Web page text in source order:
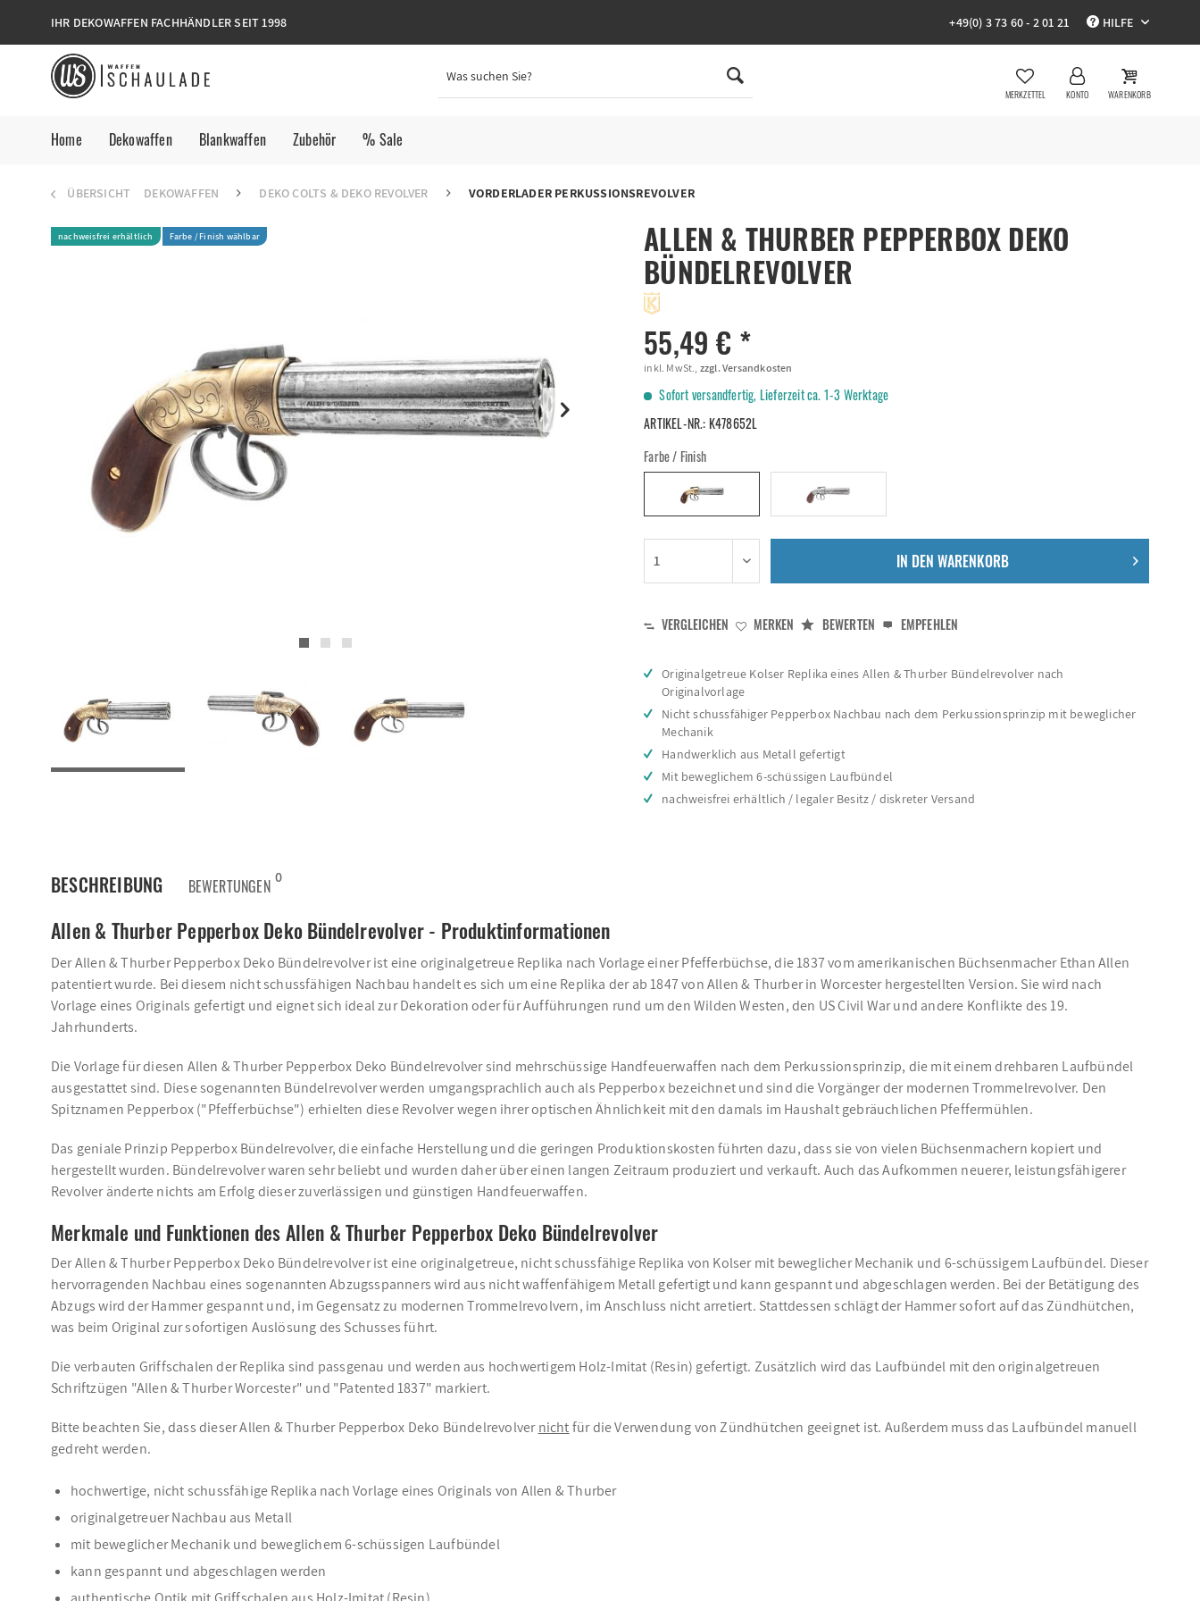
IHR DEKOWAFFEN FACHHÄNDLER SEIT 1998 +49(0) 3 73 60 - 2 01 21 HILFE
MERKZETTEL KONTO WARENKORB
Home Dekowaffen Blankwaffen Zubehör % Sale
ÜBERSICHT DEKOWAFFEN DEKO COLTS & DEKO REVOLVER VORDERLADER PERKUSSIONSREVOLVER
ALLEN & THURBER PEPPERBOX DEKO
BÜNDELREVOLVER
nachweisfrei erhältlich Farbe / Finish wählbar
55,49 € *
inkl. MwSt., zzgl. Versandkosten
Sofort versandfertig, Lieferzeit ca. 1-3 Werktage
ARTIKEL-NR.:K478652L
Farbe / Finish
IN DEN WARENKORB
VERGLEICHEN MERKEN BEWERTEN EMPFEHLEN
Originalgetreue Kolser Replika eines Allen & Thurber Bündelrevolver nach
Originalvorlage
Nicht schussfähiger Pepperbox Nachbau nach dem Perkussionsprinzip mit beweglicher
Mechanik
Handwerklich aus Metall gefertigt
Mit beweglichem 6-schüssigen Laufbündel
nachweisfrei erhältlich / legaler Besitz / diskreter Versand
BESCHREIBUNG BEWERTUNGEN 0
Allen & Thurber Pepperbox Deko Bündelrevolver - Produktinformationen
Der Allen & Thurber Pepperbox Deko Bündelrevolver ist eine originalgetreue Replika nach Vorlage einer Pfefferbüchse, die 1837 vom amerikanischen Büchsenmacher Ethan Allen
patentiert wurde. Bei diesem nicht schussfähigen Nachbau handelt es sich um eine Replika der ab 1847 von Allen & Thurber in Worcester hergestellten Version. Sie wird nach
Vorlage eines Originals gefertigt und eignet sich ideal zur Dekoration oder für Aufführungen rund um den Wilden Westen, den US Civil War und andere Konflikte des 19.
Jahrhunderts.
Die Vorlage für diesen Allen & Thurber Pepperbox Deko Bündelrevolver sind mehrschüssige Handfeuerwaffen nach dem Perkussionsprinzip, die mit einem drehbaren Laufbündel
ausgestattet sind. Diese sogenannten Bündelrevolver werden umgangsprachlich auch als Pepperbox bezeichnet und sind die Vorgänger der modernen Trommelrevolver. Den
Spitznamen Pepperbox ("Pfefferbüchse") erhielten diese Revolver wegen ihrer optischen Ähnlichkeit mit den damals im Haushalt gebräuchlichen Pfeffermühlen.
Das geniale Prinzip Pepperbox Bündelrevolver, die einfache Herstellung und die geringen Produktionskosten führten dazu, dass sie von vielen Büchsenmachern kopiert und
hergestellt wurden. Bündelrevolver waren sehr beliebt und wurden daher über einen langen Zeitraum produziert und verkauft. Auch das Aufkommen neuerer, leistungsfähigerer
Revolver änderte nichts am Erfolg dieser zuverlässigen und günstigen Handfeuerwaffen.
Merkmale und Funktionen des Allen & Thurber Pepperbox Deko Bündelrevolver
Der Allen & Thurber Pepperbox Deko Bündelrevolver ist eine originalgetreue, nicht schussfähige Replika von Kolser mit beweglicher Mechanik und 6-schüssigem Laufbündel. Dieser
hervorragenden Nachbau eines sogenannten Abzugsspanners wird aus nicht waffenfähigem Metall gefertigt und kann gespannt und abgeschlagen werden. Bei der Betätigung des
Abzugs wird der Hammer gespannt und, im Gegensatz zu modernen Trommelrevolvern, im Anschluss nicht arretiert. Stattdessen schlägt der Hammer sofort auf das Zündhütchen,
was beim Original zur sofortigen Auslösung des Schusses führt.
Die verbauten Griffschalen der Replika sind passgenau und werden aus hochwertigem Holz-Imitat (Resin) gefertigt. Zusätzlich wird das Laufbündel mit den originalgetreuen
Schriftzügen "Allen & Thurber Worcester" und "Patented 1837" markiert.
Bitte beachten Sie, dass dieser Allen & Thurber Pepperbox Deko Bündelrevolvernichtfür die Verwendung von Zündhütchen geeignet ist. Außerdem muss das Laufbündel manuell
gedreht werden.
hochwertige, nicht schussfähige Replika nach Vorlage eines Originals von Allen & Thurber
originalgetreuer Nachbau aus Metall
mit beweglicher Mechanik und beweglichem 6-schüssigen Laufbündel
kann gespannt und abgeschlagen werden